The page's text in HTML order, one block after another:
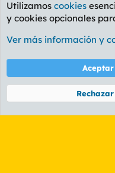
Foro Informática y
Cookies
PL
Términos y
Community platform by XenForo®
Utilizamos cookies
y cookies opcionales
Ver más información y
Aceptar